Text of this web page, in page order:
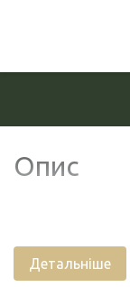
Опис
Детальніше